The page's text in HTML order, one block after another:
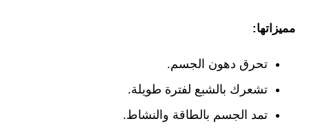
مميزاتها:
تحرق دهون الجسم.
تشعرك بالشبع لفترة طويلة.
تمد الجسم بالطاقة والنشاط.